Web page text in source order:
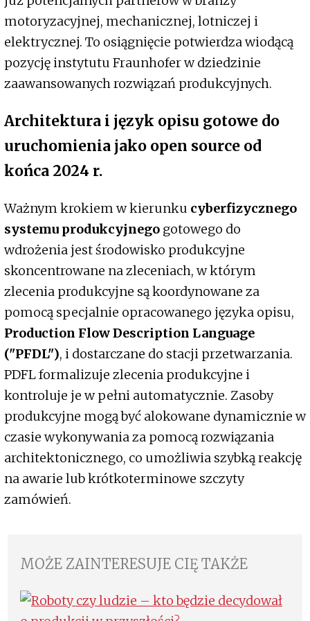
motoryzacyjnej, mechanicznej, lotniczej i
elektrycznej. To osiągnięcie potwierdza wiodącą
pozycję instytutu Fraunhofer w dziedzinie
zaawansowanych rozwiązań produkcyjnych.
Architektura i język opisu gotowe do
uruchomienia jako open source od
końca 2024 r.
Ważnym krokiem w kierunku cyberfizycznego
systemu produkcyjnego gotowego do
wdrożenia jest środowisko produkcyjne
skoncentrowane na zleceniach, w którym
zlecenia produkcyjne są koordynowane za
pomocą specjalnie opracowanego języka opisu,
Production Flow Description Language
("PFDL"), i dostarczane do stacji przetwarzania.
PDFL formalizuje zlecenia produkcyjne i
kontroluje je w pełni automatycznie. Zasoby
produkcyjne mogą być alokowane dynamicznie w
czasie wykonywania za pomocą rozwiązania
architektonicznego, co umożliwia szybką reakcję
na awarie lub krótkoterminowe szczyty
zamówień.
MOŻE ZAINTERESUJE CIĘ TAKŻE